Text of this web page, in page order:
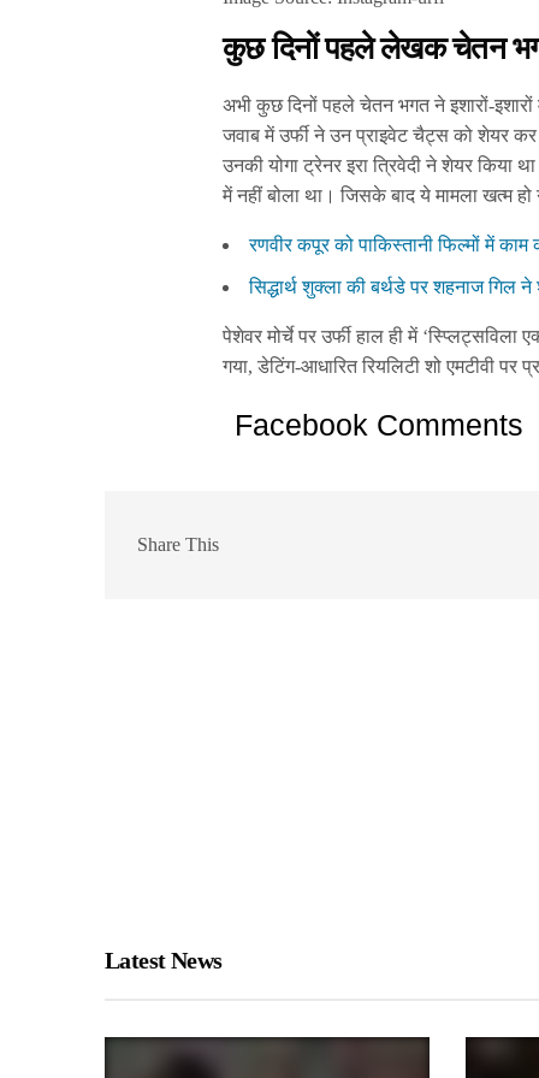
कुछ दिनों पहले लेखक चेतन
अभी कुछ दिनों पहले चेतन भगत ने इशारों-
जवाब में उर्फी ने उन प्राइवेट चैट्स को शेयर
उनकी योगा ट्रेनर इरा त्रिवेदी ने शेयर किया
में नहीं बोला था। जिसके बाद ये मामला खत्म हो
रणवीर कपूर को पाकिस्तानी फिल्मों में
सिद्धार्थ शुक्ला की बर्थडे पर शहनाज गिल
पेशेवर मोर्चे पर उर्फी हाल ही में
गया, डेटिंग-आधारित रियलिटी शो एमटीवी पर
Facebook Comments
Share This
Latest News